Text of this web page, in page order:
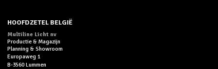
HOOFDZETEL BELGIË
Multiline Licht nv
Productie & Magazijn
Planning & Showroom
Europaweg 1
B-3560 Lummen